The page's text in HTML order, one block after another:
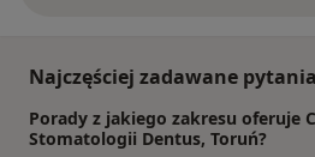
Najczęściej zadawane pytania
Porady z jakiego zakresu oferuje
Stomatologii Dentus, Toruń?